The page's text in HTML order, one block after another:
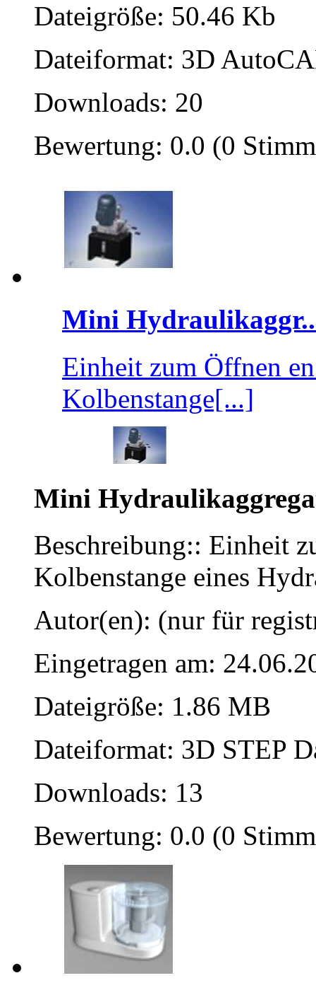
Dateigröße: 50.46 Kb
Dateiformat: 3D
Downloads: 20
Bewertung: 0.0 (0
Mini
Einheit zum Öffnen
Kolbenstange[...]
Mini
Beschreibung:: Einheit
Kolbenstange eines
Autor(en): (nur für
Eingetragen am:
Dateigröße: 1.86 MB
Dateiformat: 3D STEP
Downloads: 13
Bewertung: 0.0 (0